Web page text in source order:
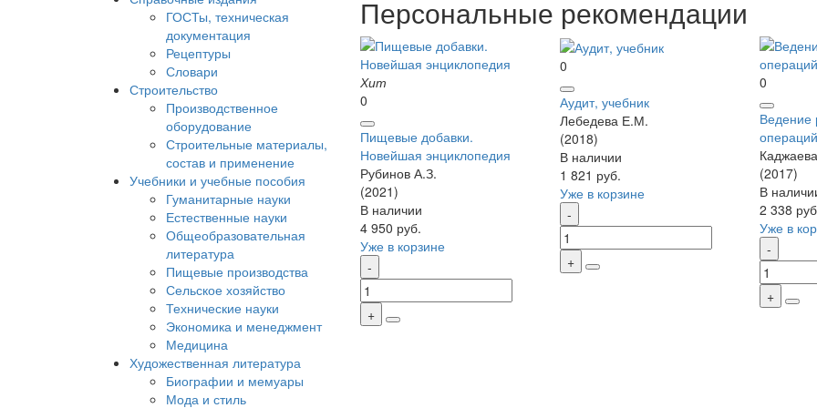
ГОСТы, техническая
документация
Рецептуры
Словари
Строительство
Производственное
оборудование
Строительные материалы,
состав и применение
Учебники и учебные пособия
Гуманитарные науки
Естественные науки
Общеобразовательная
литература
Пищевые производства
Сельское хозяйство
Технические науки
Экономика и менеджмент
Медицина
Художественная литература
Биографии и мемуары
Мода и стиль
Персональные рекомендации
Хит
0
Пищевые добавки.
Новейшая энциклопедия
Рубинов А.З.
(2021)
В наличии
4 950 руб.
Уже в корзине
0
Аудит, учебник
Лебедева Е.М.
(2018)
В наличии
1 821 руб.
Уже в корзине
0
Ведение
(2017)
В
2 338
Уже в